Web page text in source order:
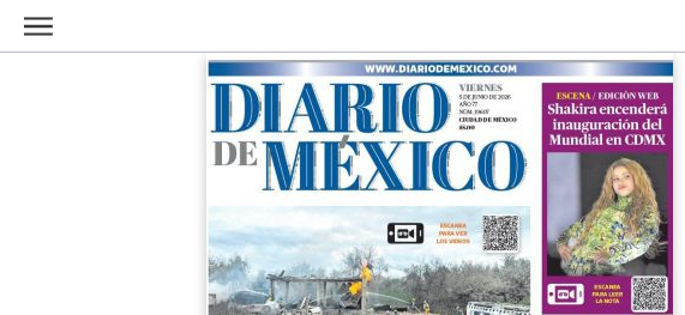
Ir al contenido principal